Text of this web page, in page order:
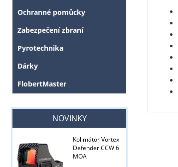
Ochranné pomůcky
Zabezpečení zbraní
Pyrotechnika
Dárky
FlobertMaster
NOVINKY
Kolimátor Vortex
Defender CCW 6
MOA